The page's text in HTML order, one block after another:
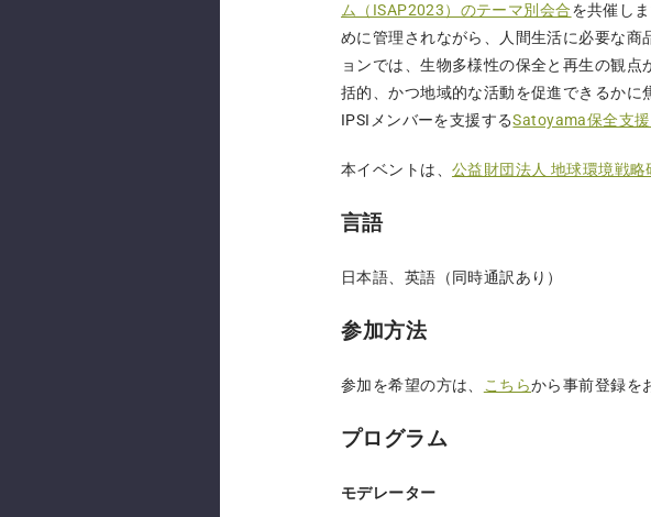
ム（ISAP2023）のテーマ別会合を共催し
めに管理されながら、人間生活に必要な
ョンでは、生物多様性の保全と再生の観
括的、かつ地域的な活動を促進できるかに
IPSIメンバーを支援するSatoyama保全支援
本イベントは、 公益財団法人 地球環境戦略
言語
日本語、英語（同時通訳あり）
参加方法
参加を希望の方は、 こちらから事前登録を
プログラム
モデレーター